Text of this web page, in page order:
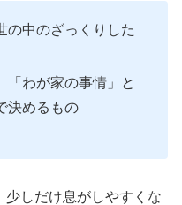
の中のざっくりした
「わが家の事情」と
決めるもの
少しだけ息がしやすくな